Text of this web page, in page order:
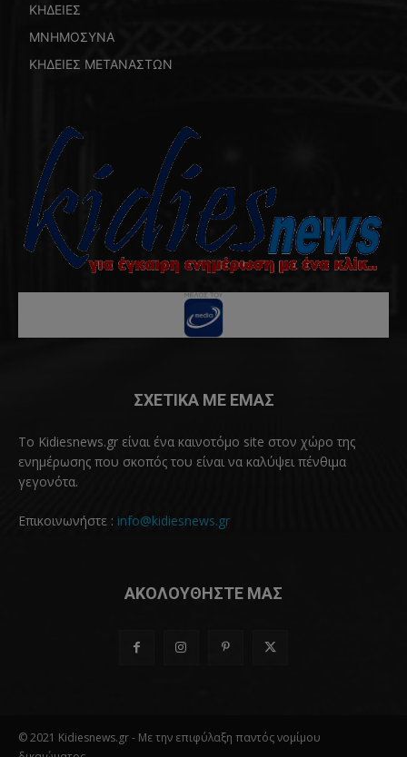
ΚΗΔΕΙΕΣ
ΜΝΗΜΟΣΥΝΑ
ΚΗΔΕΙΕΣ ΜΕΤΑΝΑΣΤΩΝ
ΣΧΕΤΙΚΑ ΜΕ ΕΜΑΣ
Το Kidiesnews.gr είναι ένα καινοτόμο site στον χώρο της
ενημέρωσης που σκοπός του είναι να καλύψει πένθιμα
γεγονότα.
Επικοινωνήστε : info@kidiesnews.gr
ΑΚΟΛΟΥΘΗΣΤΕ ΜΑΣ
© 2021 Kidiesnews.gr - Με την επιφύλαξη παντός νομίμου